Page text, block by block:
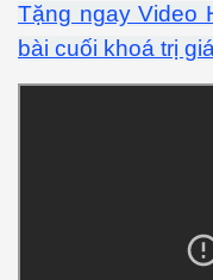
Tặng ngay Video
bài cuối khoá trị